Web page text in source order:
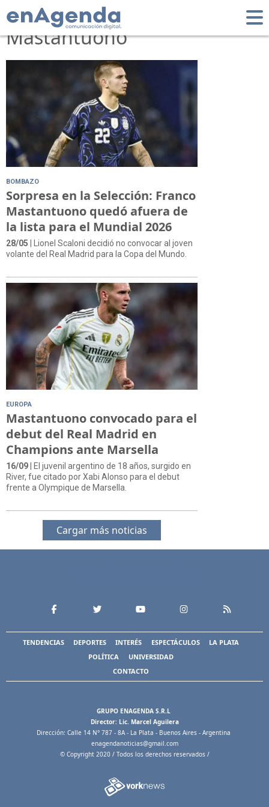
Tag: Franco
Mastantuono
BOMBAZO
Sorpresa en la Selección: Franco
Mastantuono quedó afuera de
la lista para el Mundial 2026
28/05 | Lionel Scaloni decidió no convocar al joven
volante del Real Madrid para la Copa del Mundo.
EUROPA
Mastantuono convocado para el
debut del Real Madrid en
Champions ante Marsella
16/09 | El juvenil argentino de 18 años, surgido en
River, fue citado por Xabi Alonso para el debut
frente a Olympique de Marsella.
Cargar más noticias
TENDENCIAS DEPORTES INTERÉS ESPECTÁCULOS
LA PLATA
POLÍTICA
UNIVERSIDAD
CONTACTO
GRUPO ENAGENDA S.R.L
Director: Lic. Marcel Aguilera
Dirección: Calle 14 N° 787 - 8A - La Plata - Buenos Aires - Argentina
enagendanoticias@gmail.com
© Copyright 2020 / Todos los derechos reservados /